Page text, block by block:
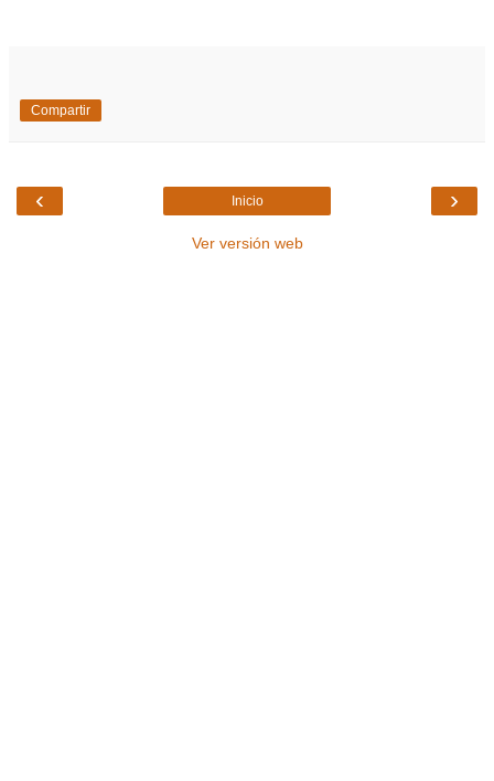
Compartir
‹ ›
Inicio
Ver versión web